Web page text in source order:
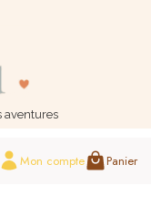
aventures
Mon compte Panier